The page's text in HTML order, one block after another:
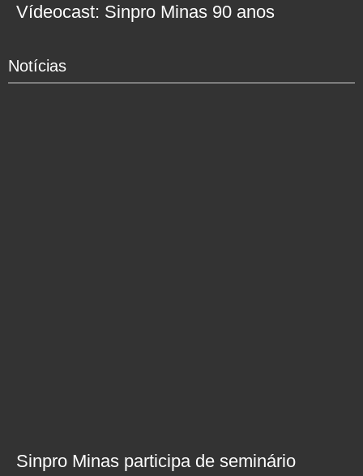
Vídeocast: Sinpro Minas 90 anos
Notícias
Sinpro Minas participa de seminário